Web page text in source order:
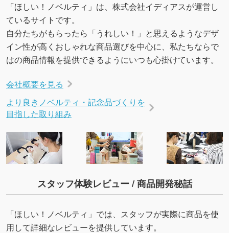
「ほしい！ノベルティ」は、株式会社イディアスが運営し
ているサイトです。
自分たちがもらったら「うれしい！」と思えるようなデザ
イン性が高くおしゃれな商品選びを中心に、私たちならで
はの商品情報を提供できるようにいつも心掛けています。
会社概要を見る
より良きノベルティ・記念品づくりを
目指した取り組み
スタッフ体験レビュー / 商品開発秘話
「ほしい！ノベルティ」では、スタッフが実際に商品を使
用して詳細なレビューを提供しています。